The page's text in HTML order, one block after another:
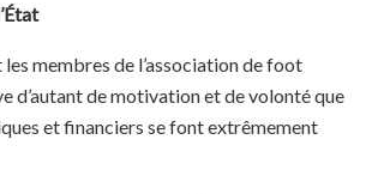
les membres de l’association de foot
d’autant de motivation et de volonté que
et financiers se font extrêmement